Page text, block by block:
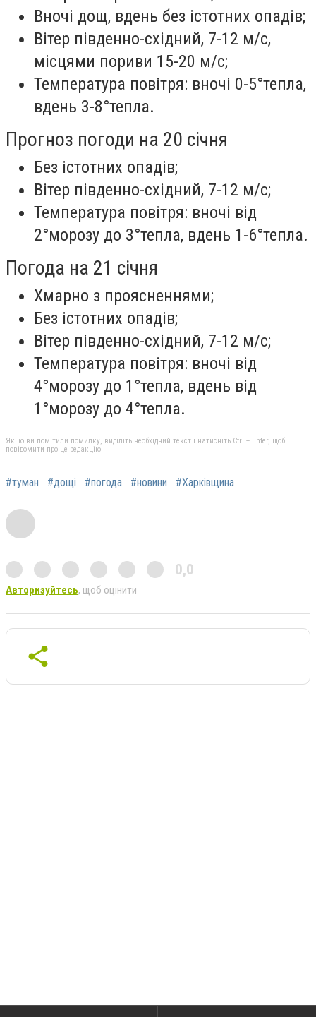
Вночі дощ, вдень без істотних опадів;
Вітер південно-східний, 7-12 м/с,
місцями пориви 15-20 м/с;
Температура повітря: вночі 0-5°тепла,
вдень 3-8°тепла.
Прогноз погоди на 20 січня
Без істотних опадів;
Вітер південно-східний, 7-12 м/с;
Температура повітря: вночі від
2°морозу до 3°тепла, вдень 1-6°тепла.
Погода на 21 січня
Хмарно з проясненнями;
Без істотних опадів;
Вітер південно-східний, 7-12 м/с;
Температура повітря: вночі від
4°морозу до 1°тепла, вдень від
1°морозу до 4°тепла.
Якщо ви помітили помилку, виділіть необхідний текст і натисніть Ctrl + Enter, щоб
повідомити про це редакцію
#туман #дощі #погода #новини #Харківщина
0,0
Авторизуйтесь, щоб оцінити